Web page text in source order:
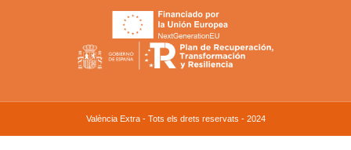
València Extra - Tots els drets reservats - 2024